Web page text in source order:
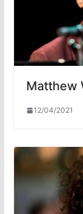
Matthew
12/04/2021